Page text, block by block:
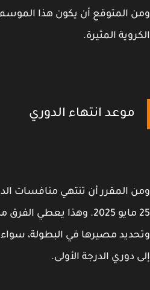
المتوقع أن يكون هذا الموسم
المثيرة.
موعد انتهاء الدوري
المقرر أن تنتهي منافسات
25 مايو 2025. وهذا يعطي
مصيرها في البطولة، سواء
دوري الدرجة الأولى.